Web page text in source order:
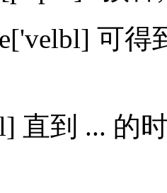
可得
到 ... 的时